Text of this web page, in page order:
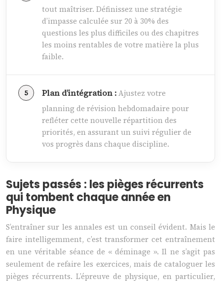
tout maîtriser. Définissez une stratégie
d’impasse calculée sur 20 à 30% des
questions les plus difficiles ou des chapitres
les moins rentables de votre matière la plus
faible.
Plan d’intégration :Ajustez votre
planning de révision hebdomadaire pour
refléter cette nouvelle répartition des
priorités, en assurant un suivi régulier de
vos progrès dans chaque discipline.
Sujets passés : les pièges récurrents
qui tombent chaque année en
Physique
S’entraîner sur les annales est un conseil évident. Mais le
faire intelligemment, c’est transformer cet entraînement
en une véritable séance de « déminage ». Il ne s’agit pas
seulement de refaire les exercices, mais de cataloguer les
pièges récurrents. L’épreuve de physique, en particulier,